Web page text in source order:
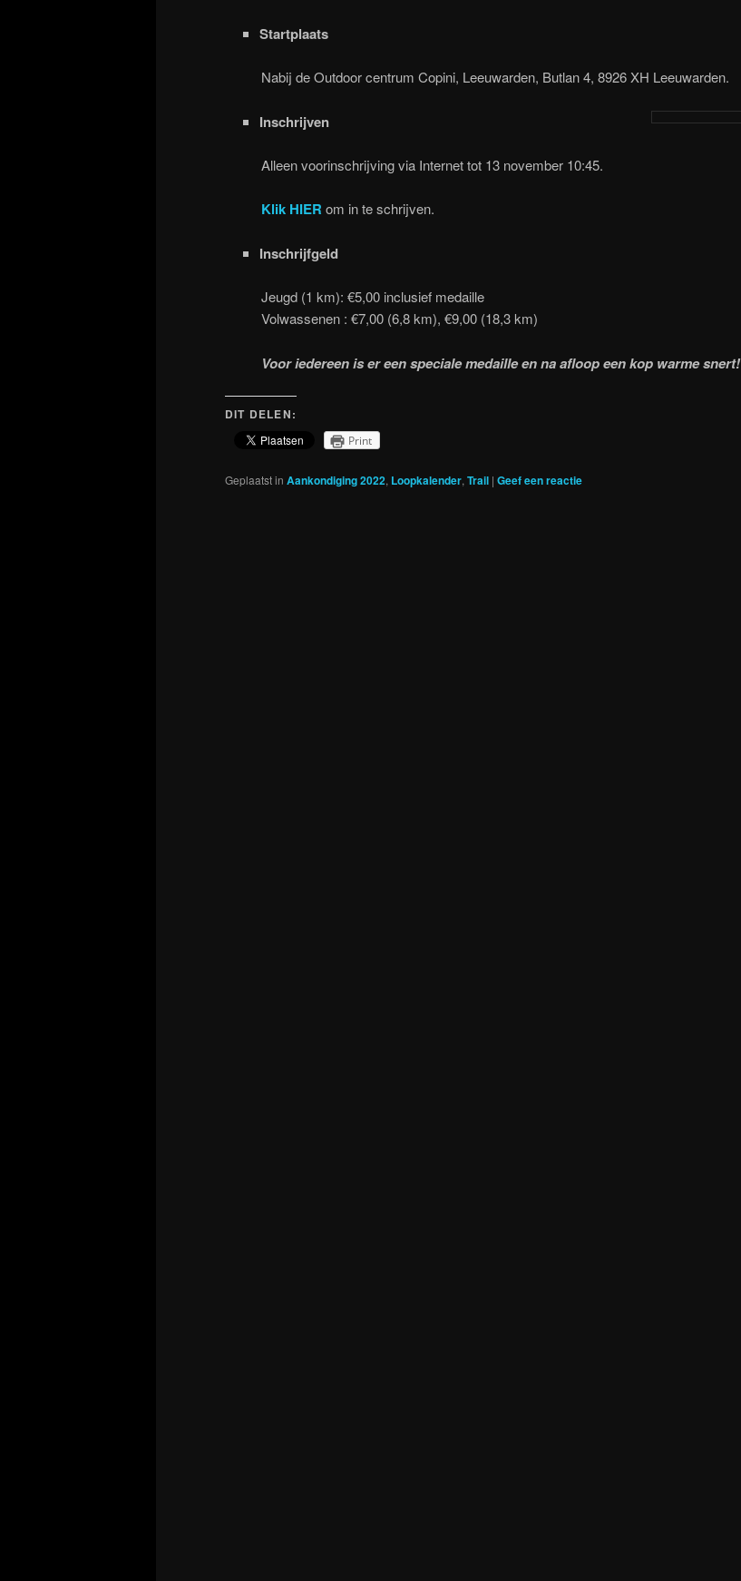
Startplaats
Nabij de Outdoor centrum Copini, Leeuwarden, Butlan 4, 8926 XH Leeuwarden.
Inschrijven
Alleen voorinschrijving via Internet tot 13 november 10:45.
Klik HIER om in te schrijven.
Inschrijfgeld
Jeugd (1 km): €5,00 inclusief medaille
Volwassenen : €7,00 (6,8 km), €9,00 (18,3 km)
Voor iedereen is er een speciale medaille en na afloop een kop warme snert!
DIT DELEN:
Print
Geplaatst in Aankondiging 2022, Loopkalender, Trail | Geef een reactie